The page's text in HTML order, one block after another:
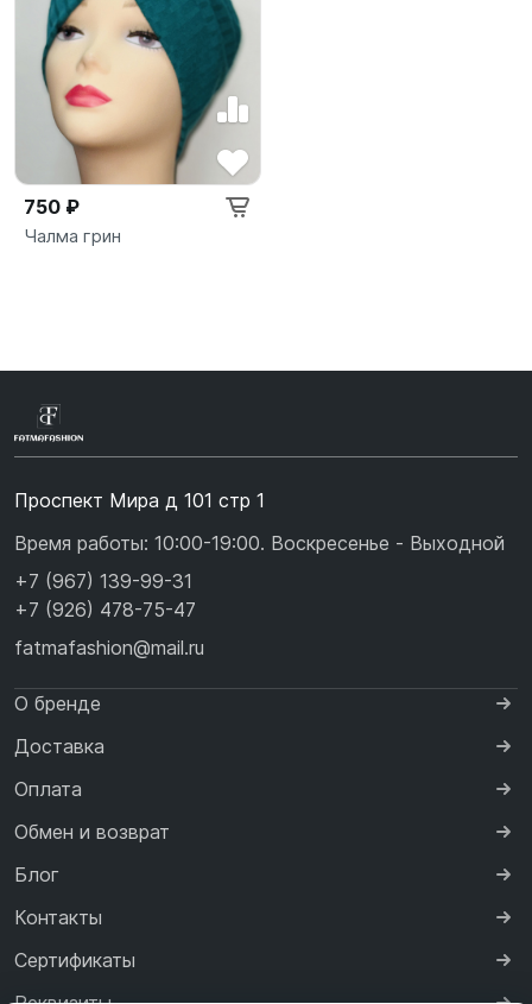
750 ₽
Чалма грин
Проспект Мира д 101 стр 1
Время работы: 10:00-19:00. Воскресенье - Выходной
+7 (967) 139-99-31
+7 (926) 478-75-47
fatmafashion@mail.ru
О бренде
Доставка
Оплата
Обмен и возврат
Блог
Контакты
Сертификаты